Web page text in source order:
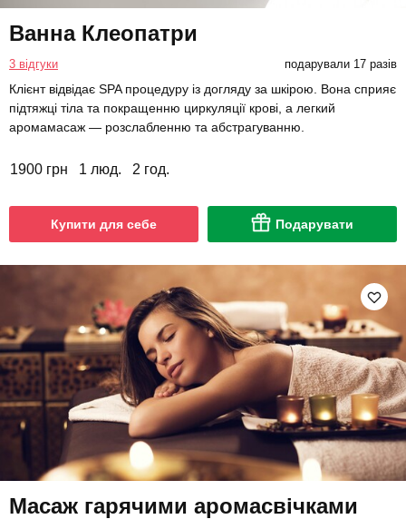
Ванна Клеопатри
3 відгуки подарували 17 разів
Клієнт відвідає SPA процедуру із догляду за шкірою. Вона сприяє
підтяжці тіла та покращенню циркуляції крові, а легкий
аромамасаж — розслабленню та абстрагуванню.
1900 грн 1 люд. 2 год.
Купити для себе Подарувати
Масаж гарячими аромасвічками